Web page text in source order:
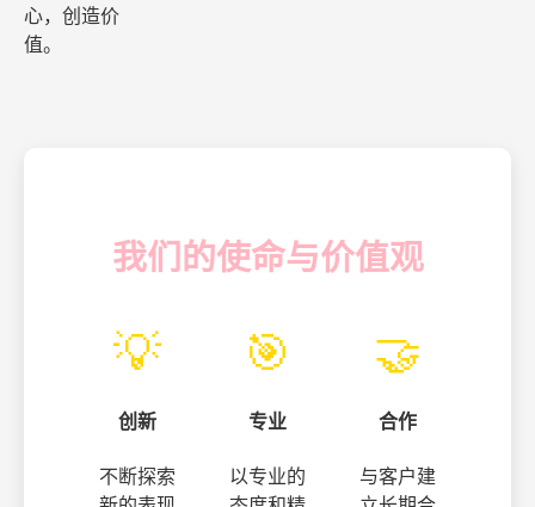
心，创造价
值。
我们的使命与价值观
💡
创新
不断探索
🎯
专业
以专业的
🤝
合作
与客户建